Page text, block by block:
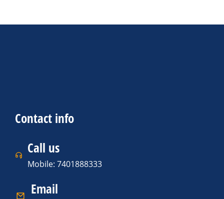
Contact info
Call us
Mobile: 7401888333
Email